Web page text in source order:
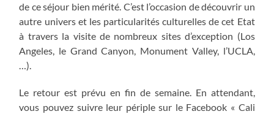
de ce séjour bien mérité. C’est l’occasion de découvrir un
autre univers et les particularités culturelles de cet Etat
à travers la visite de nombreux sites d’exception (Los
Angeles, le Grand Canyon, Monument Valley, l’UCLA,
…).
Le retour est prévu en fin de semaine. En attendant,
vous pouvez suivre leur périple sur le Facebook « Cali